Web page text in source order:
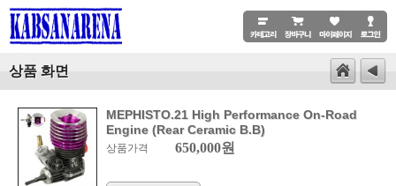
상품 화면
MEPHISTO.21 High Performance On-Road
Engine (Rear Ceramic B.B)
상품가격 650,000원